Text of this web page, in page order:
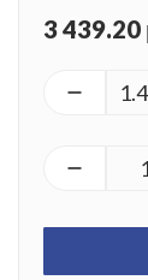
3 439.20